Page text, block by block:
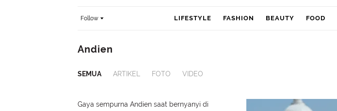
Follow LIFESTYLE FASHION BEAUTY FOOD
Andien
SEMUA ARTIKEL FOTO VIDEO
Gaya sempurna Andien saat bernyanyi di